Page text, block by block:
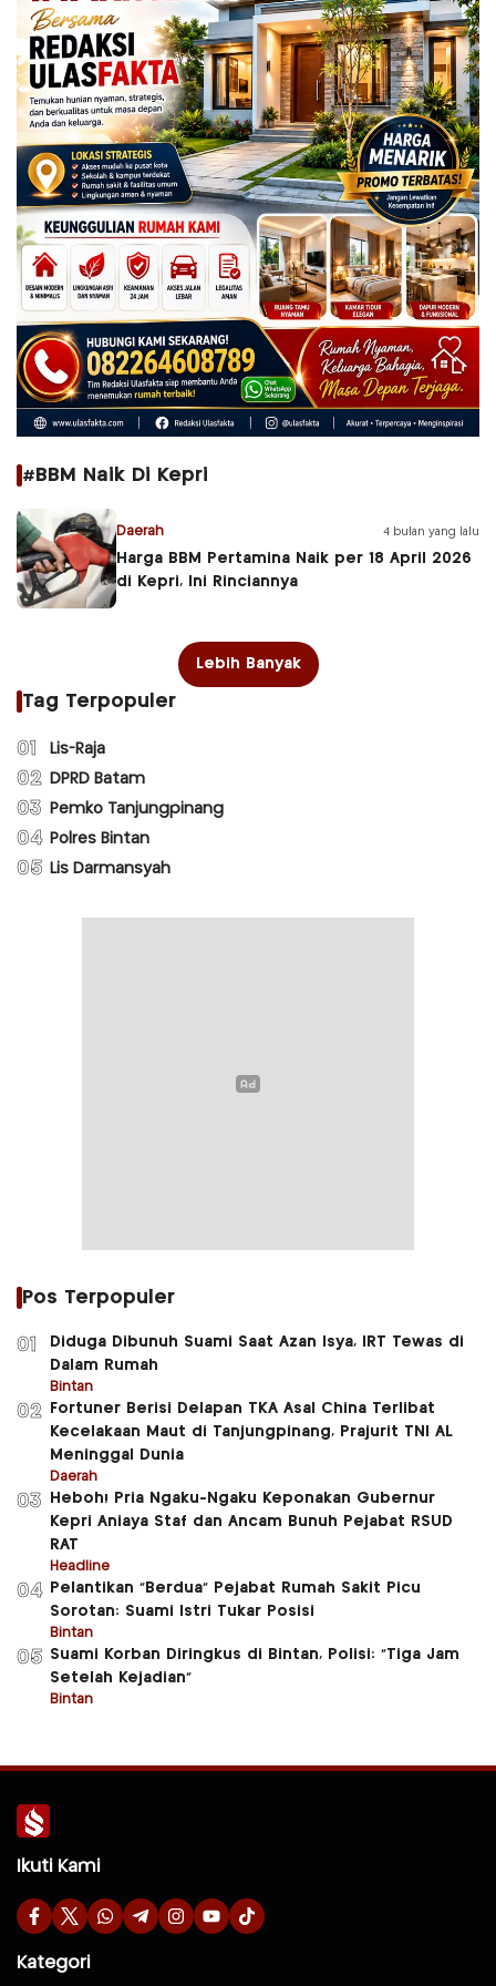
#BBM Naik Di Kepri
Daerah 4 bulan yang lalu
Harga BBM Pertamina Naik per 18 April 2026
di Kepri, Ini Rinciannya
Lebih Banyak
Tag Terpopuler
01 Lis-Raja
02 DPRD Batam
03 Pemko Tanjungpinang
04 Polres Bintan
05 Lis Darmansyah
Pos Terpopuler
01
Diduga Dibunuh Suami Saat Azan Isya, IRT Tewas di
Dalam Rumah
Bintan
02
Fortuner Berisi Delapan TKA Asal China Terlibat
Kecelakaan Maut di Tanjungpinang, Prajurit TNI AL
Meninggal Dunia
Daerah
03
Heboh! Pria Ngaku-Ngaku Keponakan Gubernur
Kepri Aniaya Staf dan Ancam Bunuh Pejabat RSUD
RAT
Headline
04
Pelantikan “Berdua” Pejabat Rumah Sakit Picu
Sorotan: Suami Istri Tukar Posisi
Bintan
05 Suami Korban Diringkus di Bintan, Polisi: “Tiga Jam
Setelah Kejadian”
Bintan
Ikuti Kami
Kategori